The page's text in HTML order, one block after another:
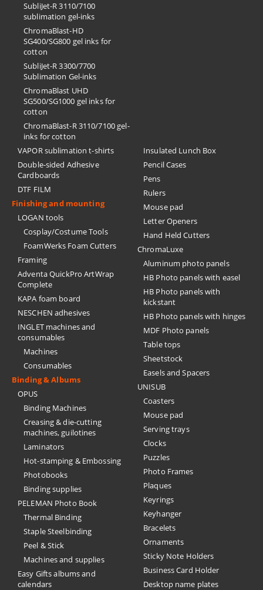
SubliJet-R 3110/7100
sublimation gel-inks
ChromaBlast-HD
SG400/SG800 gel inks for
cotton
SubliJet-R 3300/7700
Sublimation Gel-inks
ChromaBlast UHD
SG500/SG1000 gel inks for
cotton
ChromaBlast-R 3110/7100 gel-
inks for cotton
VAPOR sublimation t-shirts
Double-sided Adhesive
Cardboards
DTF FILM
Finishing and mounting
LOGAN tools
Cosplay/Costume Tools
FoamWerks Foam Cutters
Framing
Adventa QuickPro ArtWrap
Complete
KAPA foam board
NESCHEN adhesives
INGLET machines and
consumables
Machines
Consumables
Binding & Albums
OPUS
Binding Machines
Creasing & die-cutting
machines, guilotines
Laminators
Hot-stamping & Embossing
Photobooks
Binding supplies
PELEMAN Photo Book
Thermal Binding
Staple Steelbinding
Peel & Stick
Machines and supplies
Easy Gifts albums and
calendars
Insulated Lunch Box
Pencil Cases
Pens
Rulers
Mouse pad
Letter Openers
Hand Held Cutters
ChromaLuxe
Aluminum photo panels
HB Photo panels with easel
HB Photo panels with
kickstant
HB Photo panels with hinges
MDF Photo panels
Table tops
Sheetstock
Easels and Spacers
UNISUB
Coasters
Mouse pad
Serving trays
Clocks
Puzzles
Photo Frames
Plaques
Keyrings
Keyhanger
Bracelets
Ornaments
Sticky Note Holders
Business Card Holder
Desktop name plates